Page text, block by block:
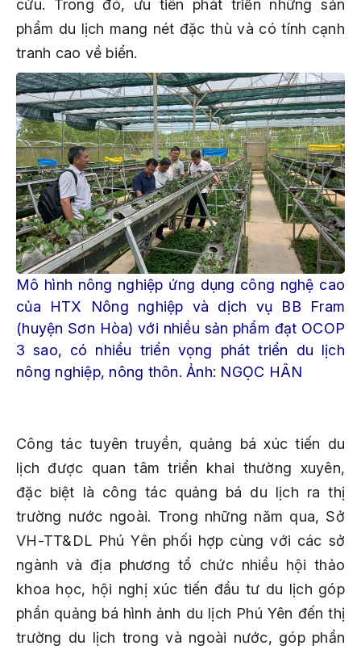
cứu. Trong đó, ưu tiên phát triển những sản
phẩm du lịch mang nét đặc thù và có tính cạnh
tranh cao về biển.
Mô hình nông nghiệp ứng dụng công nghệ cao
của HTX Nông nghiệp và dịch vụ BB Fram
(huyện Sơn Hòa) với nhiều sản phẩm đạt OCOP
3 sao, có nhiều triển vọng phát triển du lịch
nông nghiệp, nông thôn. Ảnh: NGỌC HÂN
Công tác tuyên truyền, quảng bá xúc tiến du
lịch được quan tâm triển khai thường xuyên,
đặc biệt là công tác quảng bá du lịch ra thị
trường nước ngoài. Trong những năm qua, Sở
VH-TT&DL Phú Yên phối hợp cùng với các sở
ngành và địa phương tổ chức nhiều hội thảo
khoa học, hội nghị xúc tiến đầu tư du lịch góp
phần quảng bá hình ảnh du lịch Phú Yên đến thị
trường du lịch trong và ngoài nước, góp phần